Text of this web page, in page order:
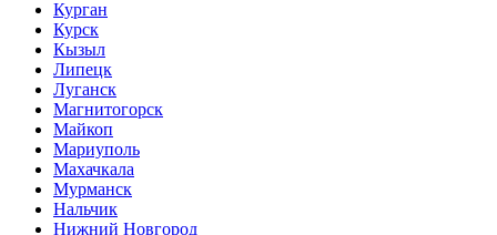
Курган
Курск
Кызыл
Липецк
Луганск
Магнитогорск
Майкоп
Мариуполь
Махачкала
Мурманск
Нальчик
Нижний Новгород